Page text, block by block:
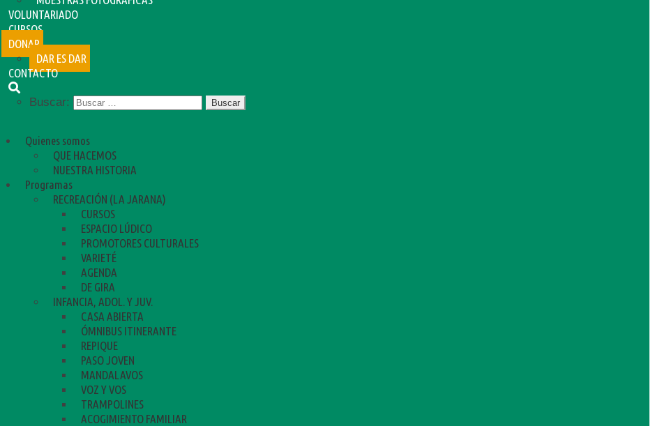
VOLUNTARIADO
CURSOS
DONAR
DAR ES DAR
CONTACTO
Buscar:
Quienes somos
QUE HACEMOS
NUESTRA HISTORIA
Programas
RECREACIÓN (LA JARANA)
CURSOS
ESPACIO LÚDICO
PROMOTORES CULTURALES
VARIETÉ
AGENDA
DE GIRA
INFANCIA, ADOL. Y JUV.
CASA ABIERTA
ÓMNIBUS ITINERANTE
REPIQUE
PASO JOVEN
MANDALAVOS
VOZ Y VOS
TRAMPOLINES
ACOGIMIENTO FAMILIAR